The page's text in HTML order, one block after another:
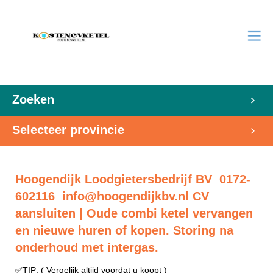
Zoeken
Selecteer provincie
Hoogendijk Loodgietersbedrijf BV 0172-
602116 info@hoogendijkbv.nl CV
aansluiten | Oude combi ketel vervangen
en nieuwe huren of kopen. Storing na
onderhoud met intergas.
✅TIP: ( Vergelijk altijd voordat u koopt )